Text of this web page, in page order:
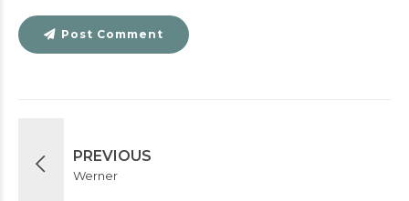
Post Comment
PREVIOUS
Werner